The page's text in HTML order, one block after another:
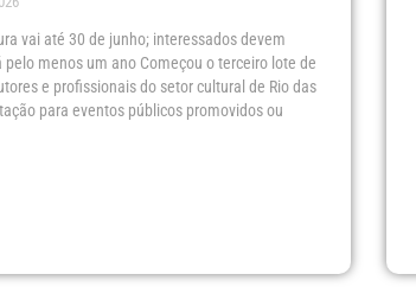
vai até 30 de junho; interessados devem
menos um ano Começou o terceiro lote de
e profissionais do setor cultural de Rio das
para eventos públicos promovidos ou